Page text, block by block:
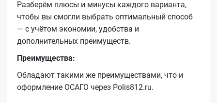
Разберём плюсы и минусы каждого варианта,
чтобы вы смогли выбрать оптимальный способ
— с учётом экономии, удобства и
дополнительных преимуществ.
Преимущества:
Обладают такими же преимуществами, что и
оформление ОСАГО через Polis812.ru.